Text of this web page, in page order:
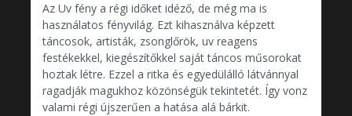
Az Uv fény a régi időket idéző, de még ma is
használatos fényvilág. Ezt kihasználva képzett
táncosok, artisták, zsonglőrök, uv reagens
festékekkel, kiegészítőkkel saját táncos műsorokat
hoztak létre. Ezzel a ritka és egyedülálló látvánnyal
ragadják magukhoz közönségük tekintetét. Így vonz
valami régi újszerűen a hatása alá bárkit.